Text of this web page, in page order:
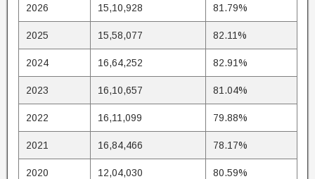
2026 15,10,928 81.79%
2025 15,58,077 82.11%
2024 16,64,252 82.91%
2023 16,10,657 81.04%
2022 16,11,099 79.88%
2021 16,84,466 78.17%
2020 12,04,030 80.59%